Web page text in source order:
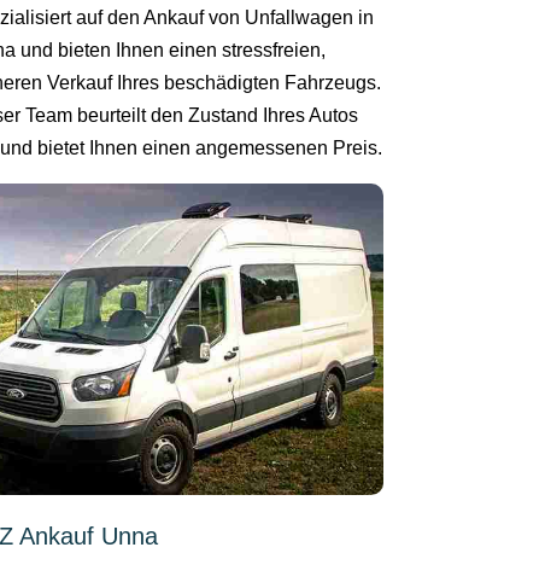
auf den Ankauf von Unfallwagen in
und bieten Ihnen einen stressfreien,
Verkauf Ihres beschädigten Fahrzeugs.
Team beurteilt den Zustand Ihres Autos
bietet Ihnen einen angemessenen Preis.
Ankauf Unna